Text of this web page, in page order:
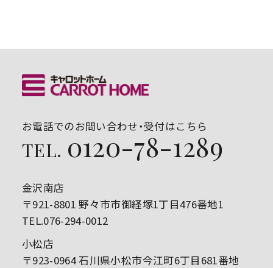
お電話でのお問い合わせ・受付はこちら
TEL. 0120-78-1289
金沢南店
〒921-8801 野々市市御経塚1丁目476番地1
TEL.076-294-0012
小松店
〒923-0964 石川県小松市今江町6丁目681番地